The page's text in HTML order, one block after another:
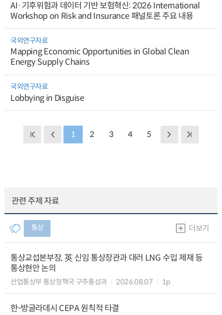
AI·기후위험과 데이터 기반 보험혁신: 2026 International
Workshop on Risk and Insurance 패널토론 주요 내용
국외연구자료
Mapping Economic Opportunities in Global Clean
Energy Supply Chains
국외연구자료
Lobbying in Disguise
1 2 3 4 5
관련 주제 자료
통상 더보기
통상교섭본부장, 英 신임 통상장관과 대러 LNG 수입 제재 등
통상현안 논의
산업통상부 통상정책국 구주통상과 2026.08.07 1p
한-방글라데시 CEPA 원칙적 타결